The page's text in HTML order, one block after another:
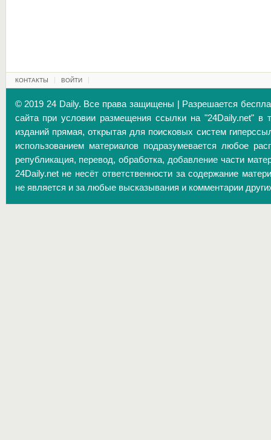
КОНТАКТЫ ВОЙТИ
© 2019 24 Daily. Все права защищены | Разрешается
сайта при условии размещения ссылки на "24Daily.net" в
изданий прямая, открытая для поисковых систем
использованием материалов подразумевается любое
републикация, перевод, обработка, добавление части
24Daily.net не несёт ответственности за содержание
не является и за любые высказывания и комментарии